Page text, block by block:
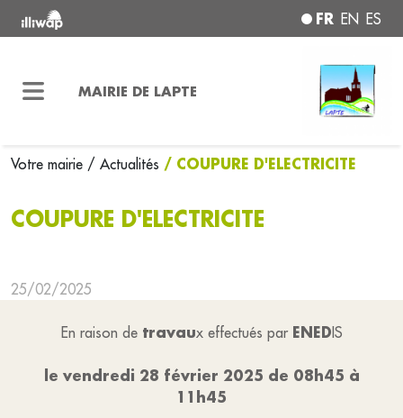
FR EN ES
MAIRIE DE LAPTE
Votre mairie / Actualités / COUPURE D'ELECTRICITE
COUPURE D'ELECTRICITE
25/02/2025
En raison de travaux effectués par ENED IS
le vendredi 28 février 2025 de 08h45 à
11h45